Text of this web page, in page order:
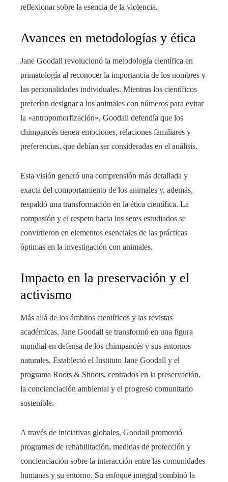
reflexionar sobre la esencia de la violencia.
Avances en metodologías y ética
Jane Goodall revolucionó la metodología científica en
primatología al reconocer la importancia de los nombres y
las personalidades individuales. Mientras los científicos
preferían designar a los animales con números para evitar
la «antropomorfización», Goodall defendía que los
chimpancés tienen emociones, relaciones familiares y
preferencias, que debían ser consideradas en el análisis.
Esta visión generó una comprensión más detallada y
exacta del comportamiento de los animales y, además,
respaldó una transformación en la ética científica. La
compasión y el respeto hacia los seres estudiados se
convirtieron en elementos esenciales de las prácticas
óptimas en la investigación con animales.
Impacto en la preservación y el
activismo
Más allá de los ámbitos científicos y las revistas
académicas, Jane Goodall se transformó en una figura
mundial en defensa de los chimpancés y sus entornos
naturales. Estableció el Instituto Jane Goodall y el
programa Roots & Shoots, centrados en la preservación,
la concienciación ambiental y el progreso comunitario
sostenible.
A través de iniciativas globales, Goodall promovió
programas de rehabilitación, medidas de protección y
concienciación sobre la interacción entre las comunidades
humanas y su entorno. Su enfoque integral combinó la